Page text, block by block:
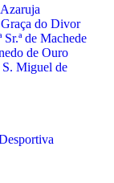
do Divor
de Machede
de Ouro
S. Miguel de